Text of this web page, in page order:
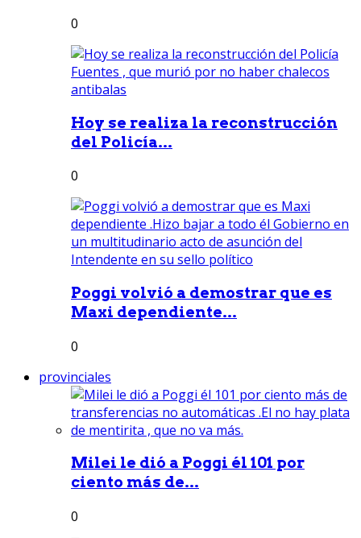
0
Hoy se realiza la reconstrucción
del Policía...
0
Poggi volvió a demostrar que es
Maxi dependiente...
0
provinciales
Milei le dió a Poggi él 101 por
ciento más de...
0